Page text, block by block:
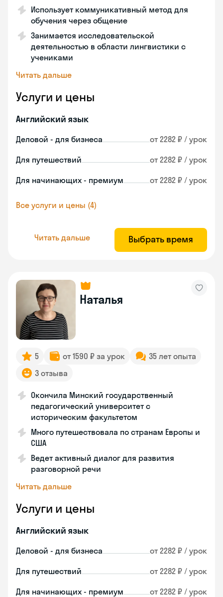
Использует коммуникативный метод для
обучения через общение
Занимается исследовательской
деятельностью в области лингвистики с
учениками
Читать дальше
Услуги и цены
Английский язык
Деловой - для бизнеса от 2282 ₽ / урок
Для путешествий от 2282 ₽ / урок
Для начинающих - премиум от 2282 ₽ / урок
Все услуги и цены (4)
Читать дальше Выбрать время
Наталья
5 от 1590 ₽ за урок
35 лет опыта
3 отзыва
Окончила Минский государственный
педагогический университет с
историческим факультетом
Много путешествовала по странам Европы и
США
Ведет активный диалог для развития
разговорной речи
Читать дальше
Услуги и цены
Английский язык
Деловой - для бизнеса от 2282 ₽ / урок
Для путешествий от 2282 ₽ / урок
Для начинающих - премиум от 2282 ₽ / урок